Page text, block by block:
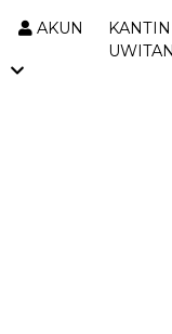
AKUN
KANTIN
UWITAN